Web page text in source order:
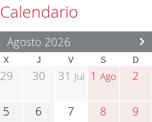
Calendario
Agosto 2026
X J V S D
29 30 31 Jul 1Ago 2
5 6 7 8 9